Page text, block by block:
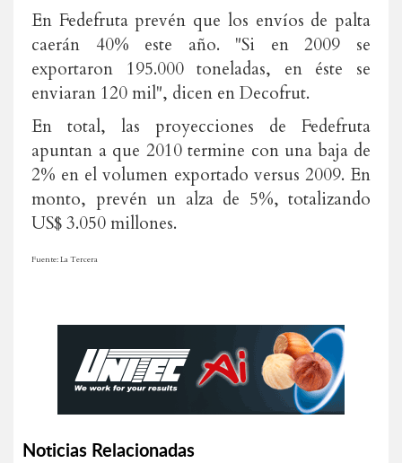
En Fedefruta prevén que los envíos de palta
caerán 40% este año. "Si en 2009 se
exportaron 195.000 toneladas, en éste se
enviaran 120 mil", dicen en Decofrut.
En total, las proyecciones de Fedefruta
apuntan a que 2010 termine con una baja de
2% en el volumen exportado versus 2009. En
monto, prevén un alza de 5%, totalizando
US$ 3.050 millones.
Fuente: La Tercera
Noticias Relacionadas